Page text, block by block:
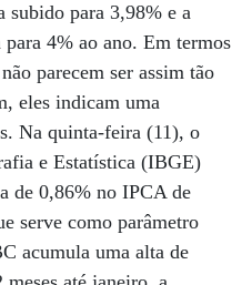
subido para 3,98% e a
4% ao ano. Em termos
parecem ser assim tão
eles indicam uma
Na quinta-feira (11), o
e Estatística (IBGE)
de 0,86% no IPCA de
serve como parâmetro
acumula uma alta de